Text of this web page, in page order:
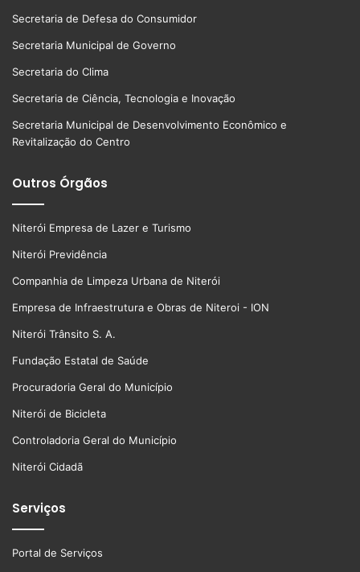
Secretaria de Defesa do Consumidor
Secretaria Municipal de Governo
Secretaria do Clima
Secretaria de Ciência, Tecnologia e Inovação
Secretaria Municipal de Desenvolvimento Econômico e
Revitalização do Centro
Outros Órgãos
Niterói Empresa de Lazer e Turismo
Niterói Previdência
Companhia de Limpeza Urbana de Niterói
Empresa de Infraestrutura e Obras de Niteroi - ION
Niterói Trânsito S. A.
Fundação Estatal de Saúde
Procuradoria Geral do Município
Niterói de Bicicleta
Controladoria Geral do Município
Niterói Cidadã
Serviços
Portal de Serviços